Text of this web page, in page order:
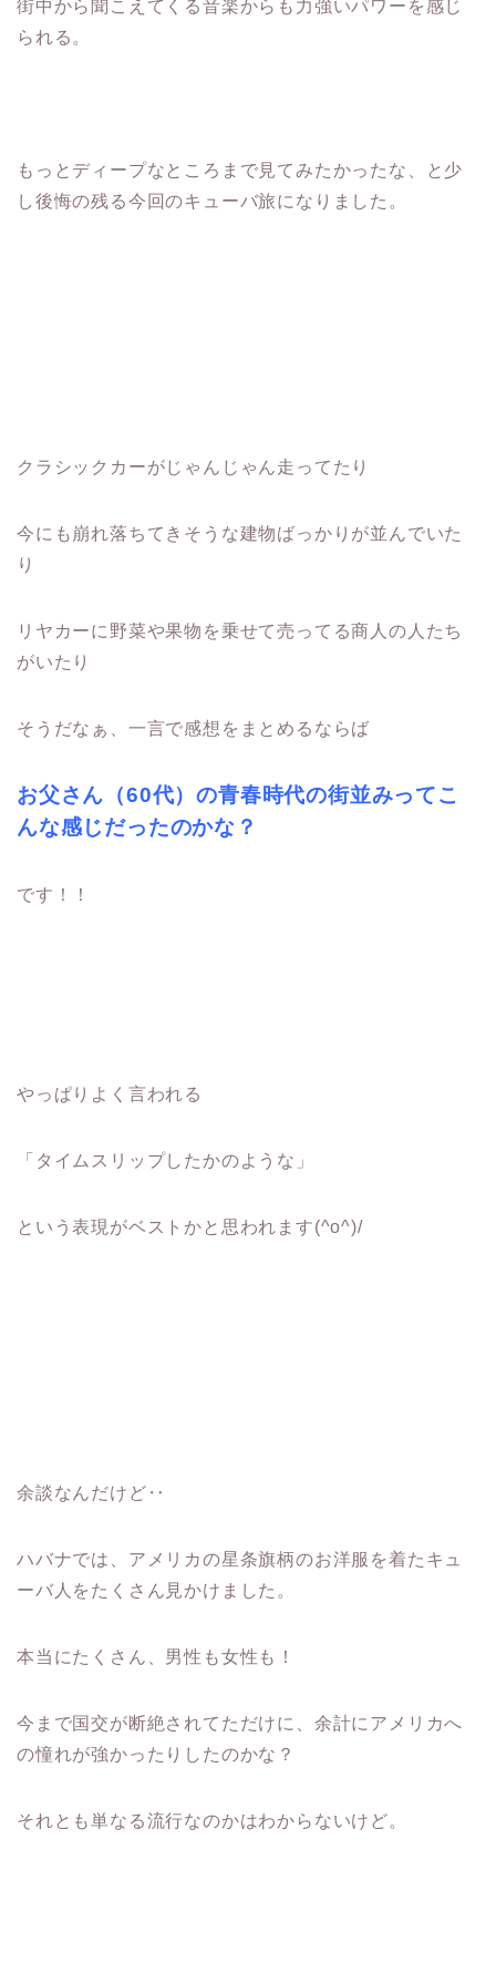
街中から聞こえてくる音楽からも力強いパワーを感じ
られる。
もっとディープなところまで見てみたかったな、と少
し後悔の残る今回のキューバ旅になりました。
クラシックカーがじゃんじゃん走ってたり
今にも崩れ落ちてきそうな建物ばっかりが並んでいた
り
リヤカーに野菜や果物を乗せて売ってる商人の人たち
がいたり
そうだなぁ、一言で感想をまとめるならば
お父さん（60代）の青春時代の街並みってこ
んな感じだったのかな？
です！！
やっぱりよく言われる
「タイムスリップしたかのような」
という表現がベストかと思われます(^o^)/
余談なんだけど‥
ハバナでは、アメリカの星条旗柄のお洋服を着たキュ
ーバ人をたくさん見かけました。
本当にたくさん、男性も女性も！
今まで国交が断絶されてただけに、余計にアメリカへ
の憧れが強かったりしたのかな？
それとも単なる流行なのかはわからないけど。